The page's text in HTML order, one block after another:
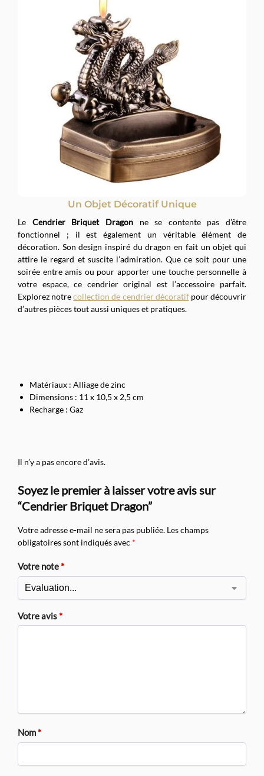
Un Objet Décoratif Unique
Le Cendrier Briquet Dragonne se contente pas d’être
fonctionnel ; il est également un véritable élément de
décoration. Son design inspiré du dragon en fait un objet qui
attire le regard et suscite l’admiration. Que ce soit pour une
soirée entre amis ou pour apporter une touche personnelle à
votre espace, ce cendrier original est l’accessoire parfait.
Explorez notrecollection de cendrier décoratifpour découvrir
d’autres pièces tout aussi uniques et pratiques.
Matériaux : Alliage de zinc
Dimensions : 11 x 10,5 x 2,5 cm
Recharge : Gaz
Il n’y a pas encore d’avis.
Soyez le premier à laisser votre avis sur
“Cendrier Briquet Dragon”
Votre adresse e-mail ne sera pas publiée. Les champs
obligatoires sont indiqués avec *
Votre note*
Votre avis*
Nom*